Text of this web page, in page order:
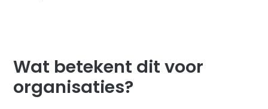
Wat betekent dit voor
organisaties?